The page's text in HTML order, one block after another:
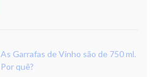
As Garrafas de Vinho são de 750 ml.
Por quê?